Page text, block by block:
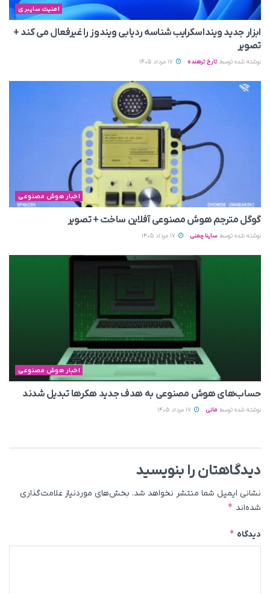
امنیت سایبری
ابزار جدید وینداسکرایب شناسه ردیابی ویندوز را غیرفعال می‌ کند +
تصویر
نوشته شده توسط تارخ ترهنده
اخبار هوش مصنوعی
گوگل مترجم هوش مصنوعی آفلاین ساخت + تصویر
نوشته شده توسط ساینا چمنی
اخبار هوش مصنوعی
حساب‌های هوش مصنوعی به هدف جدید هکرها تبدیل شدند
نوشته شده توسط مانی
دیدگاهتان را بنویسید
نشانی ایمیل شما منتشر نخواهد شد. بخش‌های موردنیاز علامت‌گذاری
شده‌اند *
دیدگاه *